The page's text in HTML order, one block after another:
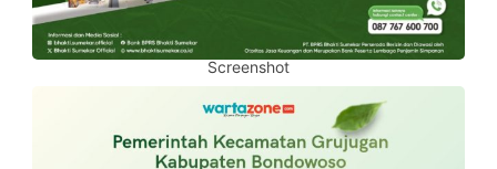
Screenshot